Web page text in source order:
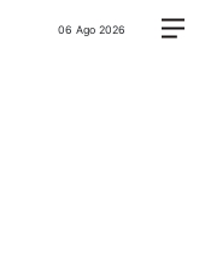
06 Ago 2026